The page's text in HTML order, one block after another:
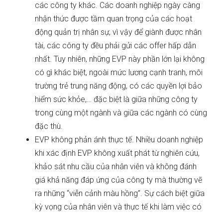
các công ty khác. Các doanh nghiệp ngày càng
nhận thức được tầm quan trọng của các hoạt
động quản trị nhân sự, vì vậy để giành được nhân
tài, các công ty đều phải gửi các offer hấp dẫn
nhất. Tuy nhiên, những EVP này phần lớn lại không
có gì khác biệt, ngoài mức lương cạnh tranh, môi
trường trẻ trung năng động, có các quyền lợi bảo
hiểm sức khỏe,… đặc biệt là giữa những công ty
trong cùng một ngành và giữa các ngành có cùng
đặc thù.
EVP không phản ánh thực tế. Nhiều doanh nghiệp
khi xác định EVP không xuất phát từ nghiên cứu,
khảo sát nhu cầu của nhân viên và không đánh
giá khả năng đáp ứng của công ty mà thường vẽ
ra những “viễn cảnh màu hồng”. Sự cách biệt giữa
kỳ vọng của nhân viên và thực tế khi làm việc có